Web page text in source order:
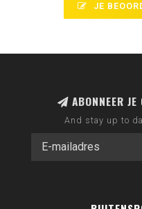
JE
ABONNEER
And stay up to